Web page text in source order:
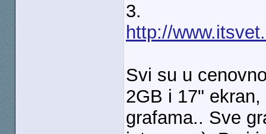
3.
http://
Svi su u
2GB i 17"
grafama.. Sve